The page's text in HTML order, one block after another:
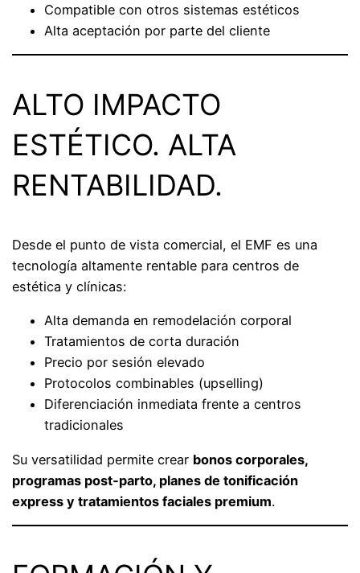
Compatible con otros sistemas estéticos
Alta aceptación por parte del cliente
ALTO IMPACTO
ESTÉTICO. ALTA
RENTABILIDAD.
Desde el punto de vista comercial, el EMF es una
tecnología altamente rentable para centros de
estética y clínicas:
Alta demanda en remodelación corporal
Tratamientos de corta duración
Precio por sesión elevado
Protocolos combinables (upselling)
Diferenciación inmediata frente a centros
tradicionales
Su versatilidad permite crear bonos corporales,
programas post‑parto, planes de tonificación
express y tratamientos faciales premium.